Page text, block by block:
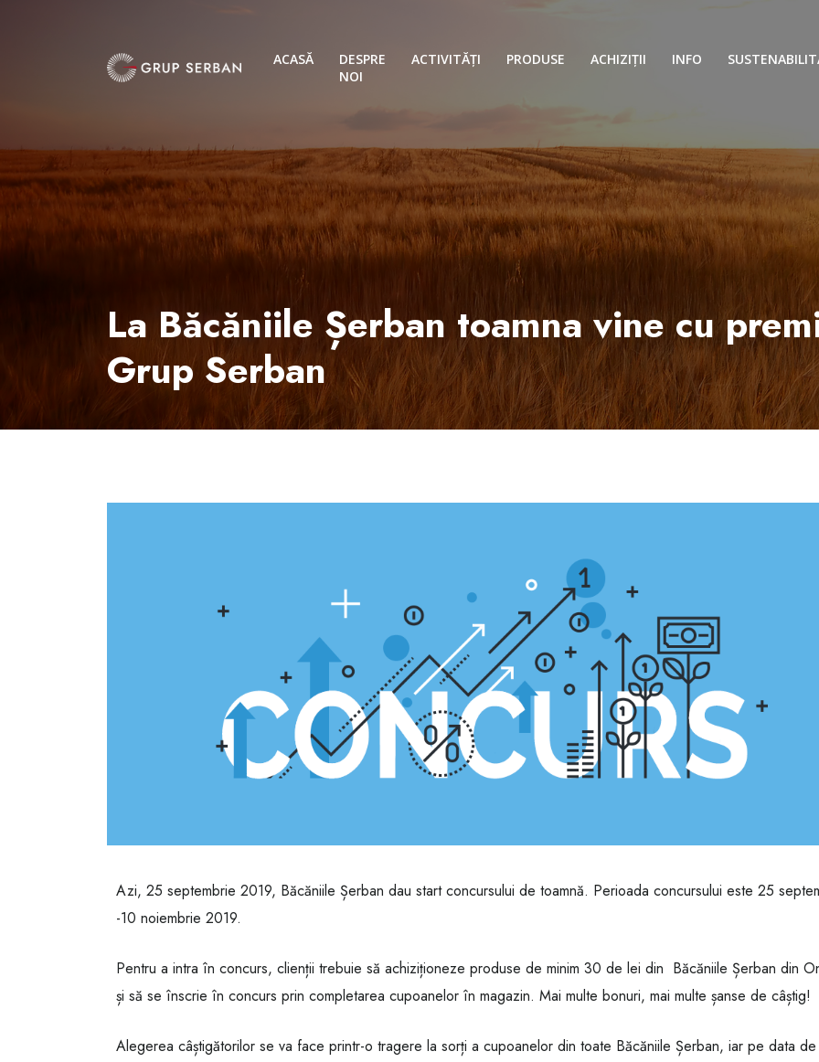
ACASĂ
DESPRE
NOI
ACTIVITĂȚI PRODUSE ACHIZIȚII INFO
La Băcăniile Șerban toamna vine cu
Grup Serban
Azi, 25 septembrie 2019, Băcăniile Șerban dau start concursului de toamnă. Perioada concursului este 25
-10 noiembrie 2019.
Pentru a intra în concurs, clienții trebuie să achiziționeze produse de minim 30 de lei din Băcăniile Șerban din
și să se înscrie în concurs prin completarea cupoanelor în magazin. Mai multe bonuri, mai multe șanse de câștig!
Alegerea câștigătorilor se va face printr-o tragere la sorți a cupoanelor din toate Băcăniile Șerban, iar pe data de